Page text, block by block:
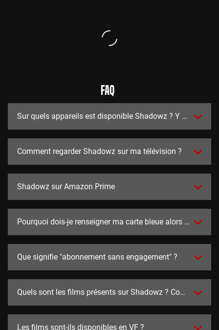
FAQ
Sur quels appareils est disponible Shadowz ? Y a t-il des
Comment regarder Shadowz sur ma télévision ?
Shadowz sur Amazon Prime
Pourquoi dois-je renseigner ma carte bleue alors que
Que signifie "abonnement sans engagement" ?
Quels sont les films présents sur Shadowz ? Combien y en
Les films sont-ils disponibles en VF ?